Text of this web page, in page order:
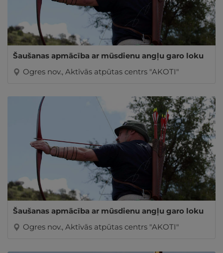
Šaušanas apmācība ar mūsdienu angļu garo loku
Ogres nov., Aktīvās atpūtas centrs "AKOTI"
Šaušanas apmācība ar mūsdienu angļu garo loku
Ogres nov., Aktīvās atpūtas centrs "AKOTI"